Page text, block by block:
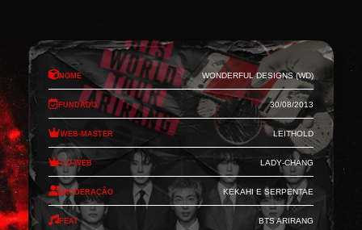
Nome Wonderful Designs (WD)
Fundado 30/08/2013
Web-Master Leithold
Co-Web Lady-Chang
Moderação Kekahi e Serpentae
Feat BTS Arirang